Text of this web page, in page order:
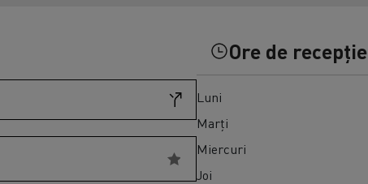
Ore de recepție
Luni
Marți
Miercuri
Joi